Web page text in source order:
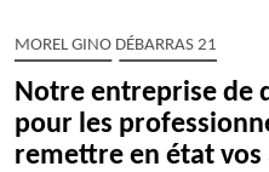
MOREL GINO DÉBARRAS 21
Notre entreprise de
pour les
remettre en état vos